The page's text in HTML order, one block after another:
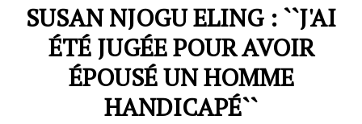
SUSAN NJOGU ELING : ``J'AI
ÉTÉ JUGÉE POUR AVOIR
ÉPOUSÉ UN HOMME
HANDICAPÉ``